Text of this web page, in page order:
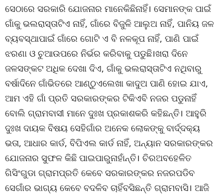
ସେଠାରେ ସରକାରି ଯୋଜନାର ମାନେକିଛିନାହିଁ। ସେମାନଙ୍କ ପାଇଁ
ଗାଁକୁ ଭଲରାସ୍ତାଟିଏ ନାହିଁ, ଗାଁରେ ବିଜୁଳି ଆଲୁଅ ନାହିଁ, ପାନିୟ ଜଳ
ବ୍ୟବସ୍ଥାପାଇଁ ଗାଁରେ ଗୋଟି ଏ ବି ନଳକୂପ ନାହିଁ, ପାଣି ପାଇଁ
ଝରଣା ଓ ଚୁଆଉପରେ ନିର୍ଭର କରିବାକୁ ପଡୁଛି।ଖରା ଦିନେ
ଜଳସଙ୍କଟ ଅଧିକ ଦେଖା ଦିଏ, ଗାଁକୁ ଭଲରାସ୍ତାଟିଏ ନଥିବାରୁ
ବର୍ଷାଦିନେ ଗାଁଭିତରେ ଆଣ୍ଠୁଏଲେଖା କାଦୁଅ ପାଣି ହୋଇ ଯାଏ,
ଆମ ଏହି ଗାଁ ପ୍ରତି ସରକାରଙ୍କର ଟିକିଏବି ନଜର ପଡୁନାହିଁ
ବୋଲି ଗ୍ରାମବାସୀ ମାନେ ଦୁଃଖ ପ୍ରକାଶକରି କହିଛନ୍ତି। ଆହୁରି
ଦୁଃଖ ଦାୟକ ବିଷୟ ସେହିଗାଁର ଅନେକ ଲୋକଙ୍କୁ ବାର୍ଦ୍ଦକ୍ୟ
ଭତା, ଆଧାର କାର୍ଡ, ବିପିଏଲ କାର୍ଡ ନାହିଁ, ଅନ୍ୟାନ ସରକାରଙ୍କର
ଯୋଜନାର ସୁଫଳ କିଛି ପାଇପାରୁନାହାଁନ୍ତି। ଚିରଅବହେଳିତ
ଗିସିଂଗୁଡା ଗ୍ରାମପ୍ରତି କେବେ ସରକାରଙ୍କର ନଜରପଡିବ
ସେଗାଁର ଭାଗ୍ୟ କେବେ ବଦଳିବ ଚାହିଁବସିଛନ୍ତି ଗ୍ରାମବାସି। ଆଜି